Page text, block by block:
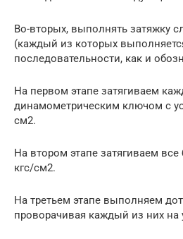
Во-вторых, выполнять затяжку
(каждый из которых
последовательности, как и
На первом этапе затягиваем
динамометрическим ключом с
см2.
На втором этапе затягиваем
кгс/см2.
На третьем этапе выполняем
проворачивая каждый из них на